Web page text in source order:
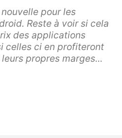
pour les
Reste à voir si cela
des applications
celles ci en profiteront
propres marges...